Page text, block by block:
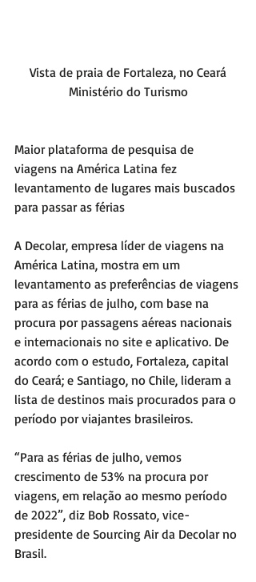
Vista de praia de Fortaleza, no Ceará
Ministério do Turismo
Maior plataforma de pesquisa de
viagens na América Latina fez
levantamento de lugares mais buscados
para passar as férias
A Decolar, empresa líder de viagens na
América Latina, mostra em um
levantamento as preferências de viagens
para as férias de julho, com base na
procura por passagens aéreas nacionais
e internacionais no site e aplicativo. De
acordo com o estudo, Fortaleza, capital
do Ceará; e Santiago, no Chile, lideram a
lista de destinos mais procurados para o
período por viajantes brasileiros.
“Para as férias de julho, vemos
crescimento de 53% na procura por
viagens, em relação ao mesmo período
de 2022”, diz Bob Rossato, vice-
presidente de Sourcing Air da Decolar no
Brasil.